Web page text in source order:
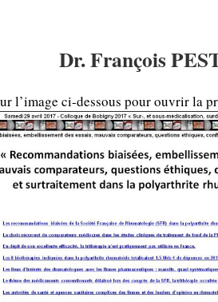
Dr. François
l’image ci-dessous pour ouvrir la